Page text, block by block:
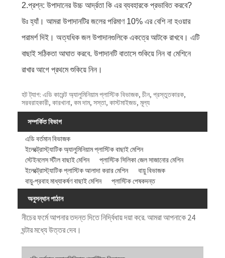
2.প্রশ্ন: উপাদানের উচ্চ আর্দ্রতা কি এর ব্যবহারকে প্রভাবিত করবে?
উঃ হ্যাঁ। আমরা উপাদানটির জলের পরিমাণ 10% এর বেশি না হওয়ার
পরামর্শ দিই। অত্যধিক জল উপাদানগুলিকে একত্রে আটকে রাখবে। এটি
বাছাই সঠিকতা আঘাত করবে. উপাদানটি বাতাসে শুকিয়ে নিন বা মেশিনে
রাখার আগে প্রথমে শুকিয়ে নিন।
হট ট্যাগ: এডি কারেন্ট অ্যালুমিনিয়াম প্লাস্টিক বিভাজক, চীন, প্রস্তুতকারক,
সরবরাহকারী, কারখানা, কম দাম, সস্তা, কাস্টমাইজড, মূল্য
সম্পর্কিত বিভাগ
এডি বর্তমান বিভাজক
ইলেক্ট্রোস্ট্যাটিক অ্যালুমিনিয়াম প্লাস্টিক বাছাই মেশিন
স্টেইনলেস স্টীল বাছাই মেশিন
প্লাস্টিক সিলিকা জেল সাজানোর মেশিন
ইলেক্ট্রোস্ট্যাটিক প্লাস্টিক আলাদা করার মেশিন
বায়ু বিভাজক
বায়ু-প্রবাহ মাধ্যাকর্ষণ বাছাই মেশিন
প্লাস্টিক পেষকদন্ত
অনুসন্ধান পাঠান
নীচের ফর্মে আপনার তদন্ত দিতে নির্দ্বিধায় দয়া করে. আমরা আপনাকে 24
ঘন্টার মধ্যে উত্তর দেব।